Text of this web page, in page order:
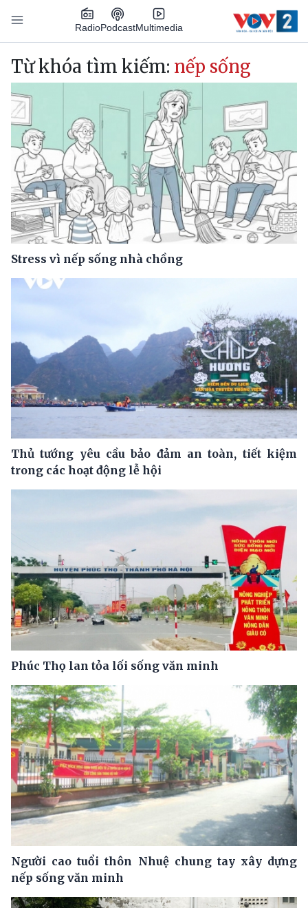
Nhảy đến nội dung
RadioPodcastMultimedia
Main navigation
Từ khóa tìm kiếm: nếp sống
Stress vì nếp sống nhà chồng
Thủ tướng yêu cầu bảo đảm an toàn, tiết kiệm
trong các hoạt động lễ hội
Phúc Thọ lan tỏa lối sống văn minh
Người cao tuổi thôn Nhuệ chung tay xây dựng
nếp sống văn minh